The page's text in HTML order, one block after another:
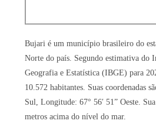
Bujari é um município brasileiro do
Norte do país. Segundo estimativa do
Geografia e Estatística (IBGE) para
10.572 habitantes. Suas coordenadas
Sul, Longitude: 67° 56′ 51” Oeste.
metros acima do nível do mar.